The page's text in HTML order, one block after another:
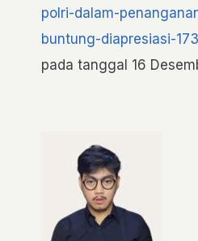
polri-dalam-
buntung-diapresiasi-
pada tanggal 16